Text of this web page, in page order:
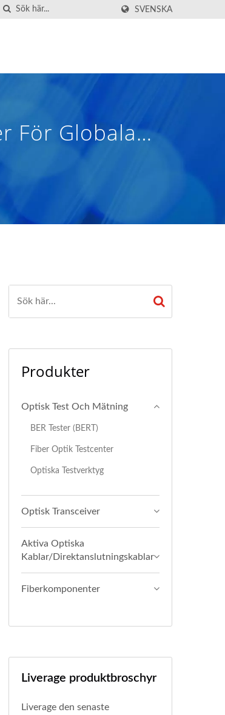
SVENSKA
För Globala
Produkter
Optisk Test Och Mätning
BER Tester (BERT)
Fiber Optik Testcenter
Optiska Testverktyg
Optisk Transceiver
Aktiva Optiska
Kablar/direktanslutningskablar
Fiberkomponenter
Liverage produktbroschyr
Liverage den senaste